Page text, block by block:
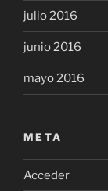
julio 2016
junio 2016
mayo 2016
META
Acceder